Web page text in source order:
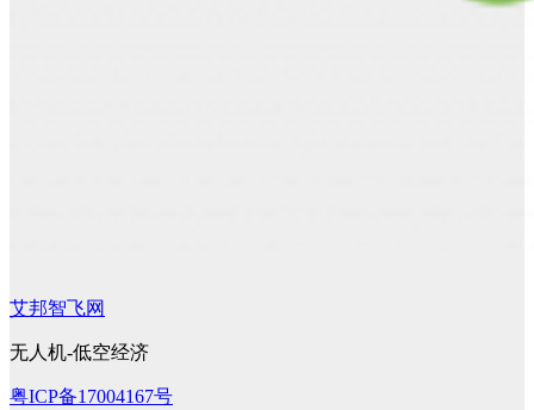
艾邦智飞网
无人机-低空经济
粤ICP备17004167号